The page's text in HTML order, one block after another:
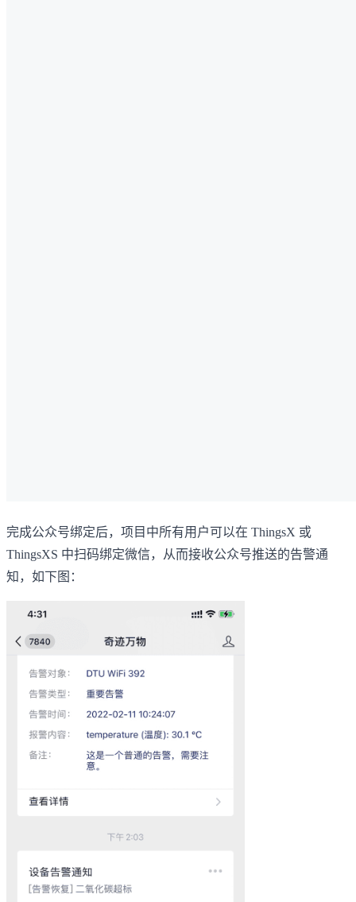
完成公众号绑定后，项目中所有用户可以在 ThingsX 或
ThingsXS 中扫码绑定微信，从而接收公众号推送的告警通
知，如下图：